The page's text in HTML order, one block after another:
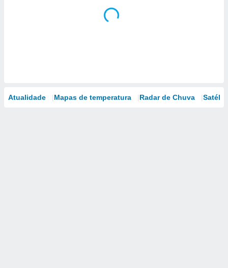
Atualidade Mapas de temperatura Radar de Chuva